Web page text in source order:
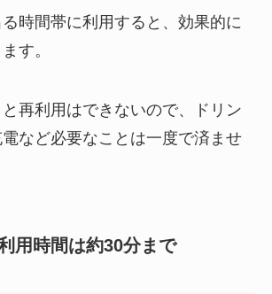
時間帯に利用すると、効果的に
す。
再利用はできないので、ドリン
など必要なことは一度で済ませ
用時間は約30分まで